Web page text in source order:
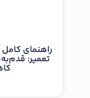
راهنمای
تعمیر: